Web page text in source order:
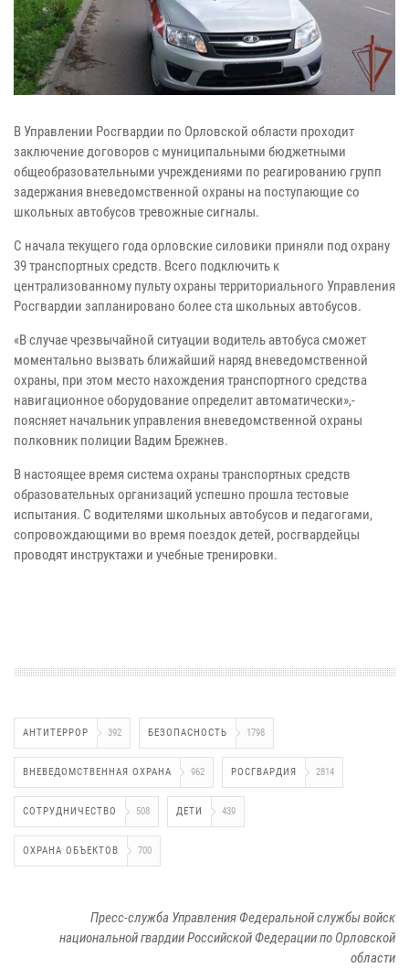
В Управлении Росгвардии по Орловской области проходит
заключение договоров с муниципальными бюджетными
общеобразовательными учреждениями по реагированию групп
задержания вневедомственной охраны на поступающие со
школьных автобусов тревожные сигналы.
С начала текущего года орловские силовики приняли под охрану
39 транспортных средств. Всего подключить к
централизованному пульту охраны территориального Управления
Росгвардии запланировано более ста школьных автобусов.
«В случае чрезвычайной ситуации водитель автобуса сможет
моментально вызвать ближайший наряд вневедомственной
охраны, при этом место нахождения транспортного средства
навигационное оборудование определит автоматически»,-
поясняет начальник управления вневедомственной охраны
полковник полиции Вадим Брежнев.
В настоящее время система охраны транспортных средств
образовательных организаций успешно прошла тестовые
испытания. С водителями школьных автобусов и педагогами,
сопровождающими во время поездок детей, росгвардейцы
проводят инструктажи и учебные тренировки.
АНТИТЕРРОР 392 БЕЗОПАСНОСТЬ 1798
ВНЕВЕДОМСТВЕННАЯ ОХРАНА 962 РОСГВАРДИЯ 2814
СОТРУДНИЧЕСТВО 508 ДЕТИ 439
ОХРАНА ОБЪЕКТОВ 700
Пресс-служба Управления Федеральной службы войск
национальной гвардии Российской Федерации по Орловской
области